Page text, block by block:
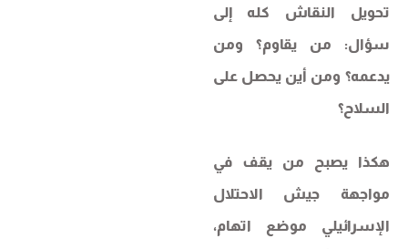
تحويل النقاش كله إلى
سؤال: من يقاوم؟ ومن
يدعمه؟ ومن أين يحصل على
السلاح؟
هكذا يصبح من يقف في
مواجهة جيش الاحتلال
الإسرائيلي موضع اتهام،